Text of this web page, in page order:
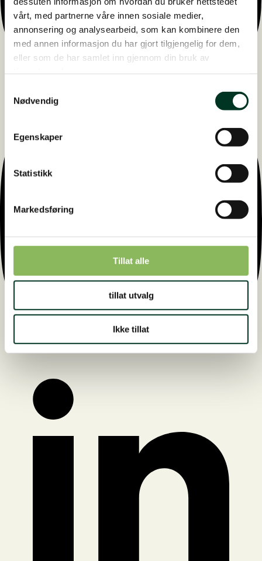
vårt, med partnerne våre innen sosiale medier,
annonsering og analysearbeid, som kan kombinere den
med annen informasjon du har gjort tilgjengelig for dem,
eller som de har samlet inn gjennom din bruk av
Nødvendig
Egenskaper
Statistikk
Markedsføring
Tillat alle
tillat utvalg
Ikke tillat